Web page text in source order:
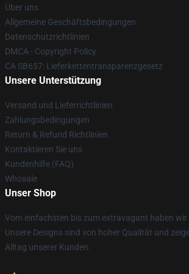
Über uns
Allgemeine Geschäftsbedingungen
Datenschutzrichtlinien
DMCA - Copyright Policy
CA SB657: Lieferkettentransparenzgesetz
Unsere Unterstützung
Versand und Lieferrichtlinien
Zahlungsbedingungen
Return & Refund Richtlinien
Kontaktieren Sie uns
Kundenhilfe (FAQ)
Whosale
Unser Shop
Vom einfachsten bis zum extravagant haben wir
Unsere Designs sind von hoher Qualität und
Alltag unserer Kunden.